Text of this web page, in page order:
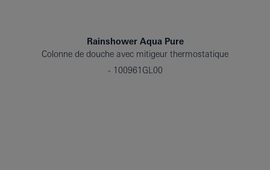
Rainshower Aqua Pure
Colonne de douche avec mitigeur thermostatique
100961GL00